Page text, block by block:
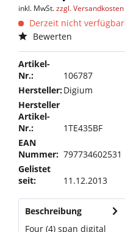
inkl. MwSt.zzgl. Versandkosten
Derzeit nicht verfügbar
Bewerten
Artikel-
Nr.:
106787
Hersteller:Digium
Hersteller
Artikel-
Nr.:
1TE435BF
EAN
Nummer: 797734602531
Gelistet
seit:
11.12.2013
Beschreibung
Four (4) span digital